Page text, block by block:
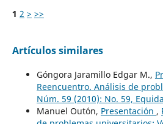
1 2 > >>
Artículos similares
Góngora Jaramillo Edgar M.,
Reencuentro. Análisis de
Núm. 59 (2010): No. 59,
Manuel Outón, Presentación ,